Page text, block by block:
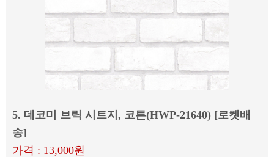
5. 데코미 브릭 시트지, 코튼(HWP-21640) [로켓배
송]
가격 : 13,000원